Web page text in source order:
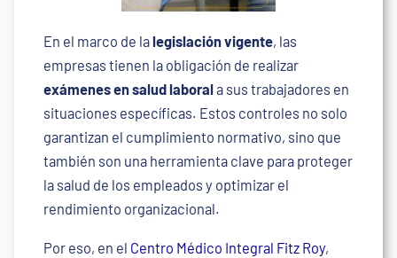
En el marco de lalegislación vigente, las
empresas tienen la obligación de realizar
exámenes en salud laborala sus trabajadores en
situaciones específicas. Estos controles no solo
garantizan el cumplimiento normativo, sino que
también son una herramienta clave para proteger
la salud de los empleados y optimizar el
rendimiento organizacional.
Por eso, en el Centro Médico Integral Fitz Roy,